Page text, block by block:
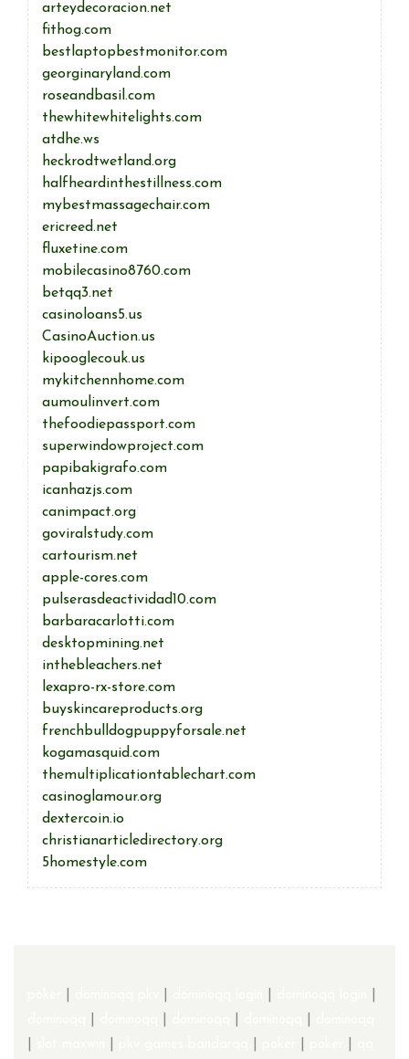
arteydecoracion.net
fithog.com
bestlaptopbestmonitor.com
georginaryland.com
roseandbasil.com
thewhitewhitelights.com
atdhe.ws
heckrodtwetland.org
halfheardinthestillness.com
mybestmassagechair.com
ericreed.net
fluxetine.com
mobilecasino8760.com
betqq3.net
casinoloans5.us
CasinoAuction.us
kipooglecouk.us
mykitchennhome.com
aumoulinvert.com
thefoodiepassport.com
superwindowproject.com
papibakigrafo.com
icanhazjs.com
canimpact.org
goviralstudy.com
cartourism.net
apple-cores.com
pulserasdeactividad10.com
barbaracarlotti.com
desktopmining.net
inthebleachers.net
lexapro-rx-store.com
buyskincareproducts.org
frenchbulldogpuppyforsale.net
kogamasquid.com
themultiplicationtablechart.com
casinoglamour.org
dextercoin.io
christianarticledirectory.org
5homestyle.com